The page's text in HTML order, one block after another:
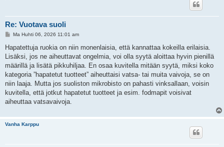
Re: Vuotava suoli
V
e
s
t
i
Ma Huhti 06, 2026 11:01 am
Hapatettuja ruokia on niin monenlaisia, että kannattaa kokeilla erilaisia.
Lisäksi, jos ne aiheuttavat ongelmia, voi olla syytä aloittaa hyvin pienillä
määrillä ja lisätä pikkuhiljaa. En osaa kuvitella mitään syytä, miksi koko
kategoria ”hapatetut tuotteet” aiheuttaisi vatsa- tai muita vaivoja, se on
niin laaja. Mutta jos suoliston mikrobisto on pahasti vinksallaan, voisin
kuvitella, että jotkut hapatetut tuotteet ja esim. fodmapit voisivat
aiheuttaa vatsavaivoja.
Vanha Karppu